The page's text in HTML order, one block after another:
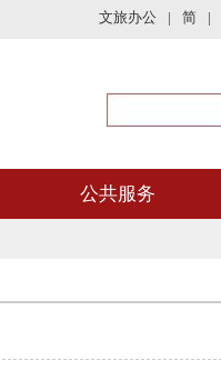
文旅办公 | 简 |
公共服务